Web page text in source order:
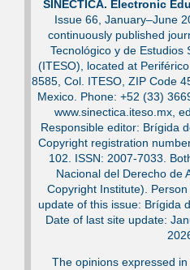
SINÉCTICA. Electronic
Issue 66, January–June
continuously published
Tecnológico y de Estudios
(ITESO), located at
8585, Col. ITESO, ZIP Code
Mexico. Phone: +52 (33)
www.sinectica.iteso.mx,
Responsible editor: Brígida
Copyright registration
102. ISSN: 2007-7033.
Nacional del Derecho de
Copyright Institute).
update of this issue: Brígida
Date of last site update:
The opinions expressed